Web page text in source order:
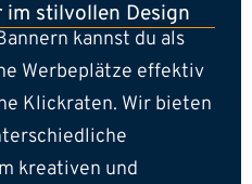
im stilvollen Design
kannst du als
Werbeplätze effektiv
Klickraten. Wir bieten
kreativen und